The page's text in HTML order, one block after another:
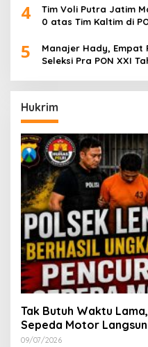
4
Tim Voli Putra Jatim
0 atas Tim Kaltim di
5
Manajer Hady, Empat
Seleksi Pra PON XXI
Hukrim
Tak Butuh Waktu
Sepeda Motor
Lenteng di Wilayah
09/07/2026